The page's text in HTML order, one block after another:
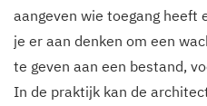
aangeven wie toegang heeft
je er aan denken om een
te geven aan een bestand,
In de praktijk kan de